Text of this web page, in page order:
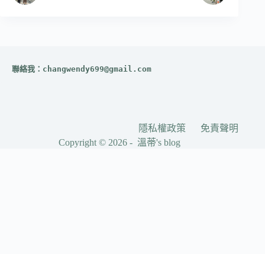
聯絡我： changwendy699@gmail.com
隱私權政策
免責聲明
Copyright © 2026 - 溫蒂's blog